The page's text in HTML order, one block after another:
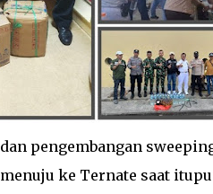
pengembangan
ke Ternate saat